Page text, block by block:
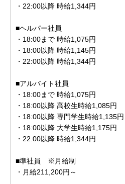
・22:00以降 時給1,344円
■ヘルパー社員
・18:00まで 時給1,075円
・18:00以降 時給1,145円
・22:00以降 時給1,344円
■アルバイト社員
・18:00まで 時給1,075円
・18:00以降 高校生時給1,085円
・18:00以降 専門学生時給1,135円
・18:00以降 大学生時給1,175円
・22:00以降 時給1,344円
■準社員 ※月給制
・月給211,200円～